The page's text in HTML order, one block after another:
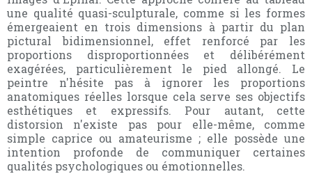
une qualité quasi-sculpturale, comme si les formes
émergeaient en trois dimensions à partir du plan
pictural bidimensionnel, effet renforcé par les
proportions disproportionnées et délibérément
exagérées, particulièrement le pied allongé. Le
peintre n'hésite pas à ignorer les proportions
anatomiques réelles lorsque cela serve ses objectifs
esthétiques et expressifs. Pour autant, cette
distorsion n'existe pas pour elle-même, comme
simple caprice ou amateurisme ; elle possède une
intention profonde de communiquer certaines
qualités psychologiques ou émotionnelles.